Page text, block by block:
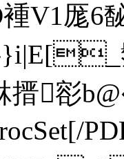
厖6馝
彮